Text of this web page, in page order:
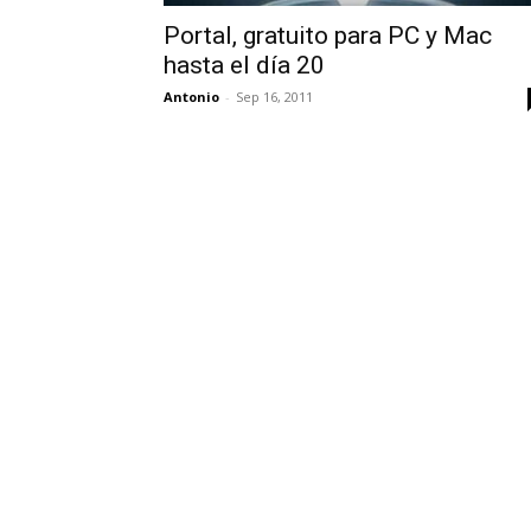
Portal, gratuito para PC y Mac
hasta el día 20
Antonio - Sep 16, 2011